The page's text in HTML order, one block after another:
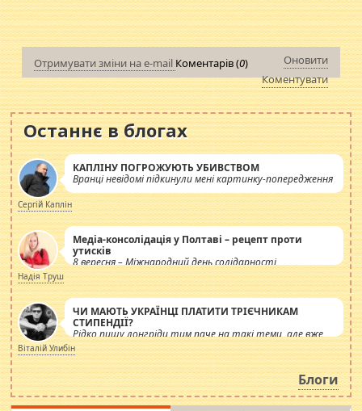
Отримувати зміни на e-mail Коментарів (0)
Оновити
Коментувати
Останнє в блогах
КАПЛІНУ ПОГРОЖУЮТЬ УБИВСТВОМ
Вранці невідомі підкинули мені картинку-попередження
Сергій Каплін
Медіа-консолідація у Полтаві – рецепт проти
утисків
8 вересня – Міжнародний день солідарності
журналістів.
Надія Труш
ЧИ МАЮТЬ УКРАЇНЦІ ПЛАТИТИ ТРІЄЧНИКАМ
СТИПЕНДІЇ?
Рідко пишу лонгріди тим паче на такі теми, але вже
просто дістало! Обурюють сьогоднішні інсенуації
навколо стипендіального питання. Штучно
роздувається ще одна соціальна катастрофа.
Віталій Улибін
Блоги